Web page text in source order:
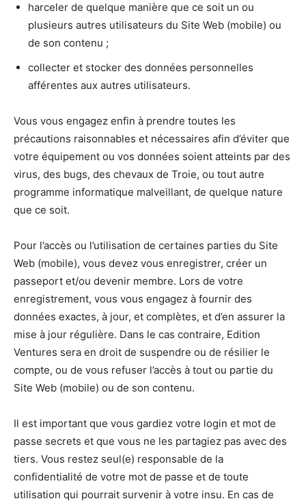
harceler de quelque manière que ce soit un ou
plusieurs autres utilisateurs du Site Web (mobile) ou
de son contenu ;
collecter et stocker des données personnelles
afférentes aux autres utilisateurs.
Vous vous engagez enfin à prendre toutes les
précautions raisonnables et nécessaires afin d’éviter que
votre équipement ou vos données soient atteints par des
virus, des bugs, des chevaux de Troie, ou tout autre
programme informatique malveillant, de quelque nature
que ce soit.
Pour l’accès ou l’utilisation de certaines parties du Site
Web (mobile), vous devez vous enregistrer, créer un
passeport et/ou devenir membre. Lors de votre
enregistrement, vous vous engagez à fournir des
données exactes, à jour, et complètes, et d’en assurer la
mise à jour régulière. Dans le cas contraire, Edition
Ventures sera en droit de suspendre ou de résilier le
compte, ou de vous refuser l’accès à tout ou partie du
Site Web (mobile) ou de son contenu.
Il est important que vous gardiez votre login et mot de
passe secrets et que vous ne les partagiez pas avec des
tiers. Vous restez seul(e) responsable de la
confidentialité de votre mot de passe et de toute
utilisation qui pourrait survenir à votre insu. En cas de